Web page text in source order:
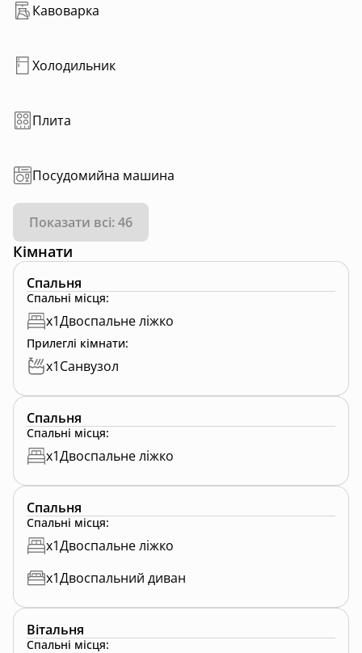
Кавоварка
Холодильник
Плита
Посудомийна машина
Показати всі: 46
Кімнати
Спальня
Спальні місця:
x1Двоспальне ліжко
Прилеглі кімнати:
x1Санвузол
Спальня
Спальні місця:
x1Двоспальне ліжко
Спальня
Спальні місця:
x1Двоспальне ліжко
x1Двоспальний диван
Вітальня
Спальні місця: